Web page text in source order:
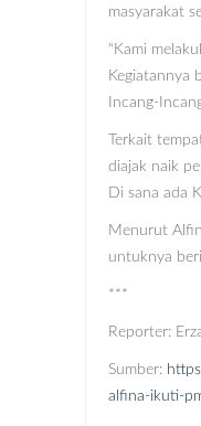
masyarakat
“Kami
Kegiatannya
Incang-
Terkait
diajak naik
Di sana ada
Menurut
untuknya
***
Reporter:
Sumber:
alfina-ikuti-